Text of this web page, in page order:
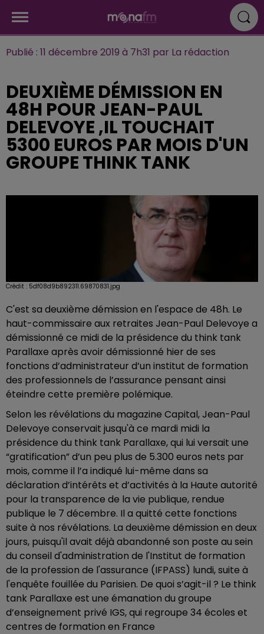
Publié : 11 décembre 2019 à 7h31 par La rédaction
DEUXIÈME DÉMISSION EN
48H POUR JEAN-PAUL
DELEVOYE ,IL TOUCHAIT
5300 EUROS PAR MOIS D'UN
GROUPE THINK TANK
Crédit : 5df08d9b892311.69870831.jpg
C'est sa deuxième démission en l'espace de 48h. Le
haut-commissaire aux retraites Jean-Paul Delevoye a
démissionné ce midi de la présidence du think tank
Parallaxe après avoir démissionné hier de ses
fonctions d’administrateur d’un institut de formation
des professionnels de l’assurance pensant ainsi
éteindre cette première polémique.
Selon les révélations du magazine Capital, Jean-Paul
Delevoye conservait jusqu'à ce mardi midi la
présidence du think tank Parallaxe, qui lui versait une
“gratification” d’un peu plus de 5.300 euros nets par
mois, comme il l’a indiqué lui-même dans sa
déclaration d’intérêts et d’activités à la Haute autorité
pour la transparence de la vie publique, rendue
publique le 7 décembre. Il a quitté cette fonctions
suite à nos révélations. La deuxième démission en deux
jours, puisqu'il avait déjà abandonné son poste au sein
du conseil d'administration de l'Institut de formation
de la profession de l'assurance (IFPASS) lundi, suite à
l'enquête fouillée du Parisien. De quoi s’agit-il ? Le think
tank Parallaxe est une émanation du groupe
d’enseignement privé IGS, qui regroupe 34 écoles et
centres de formation en France